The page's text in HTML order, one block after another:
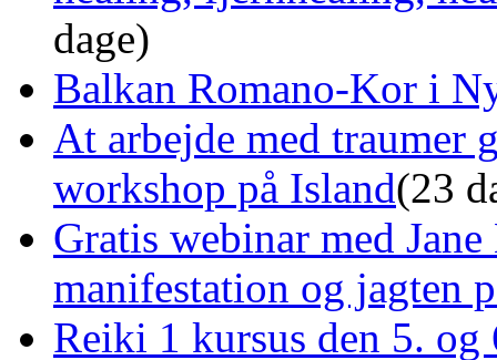
dage)
Balkan Romano-Kor i
At arbejde med traumer
workshop på Island(23
Gratis webinar med
manifestation og jagten
Reiki 1 kursus den 5.